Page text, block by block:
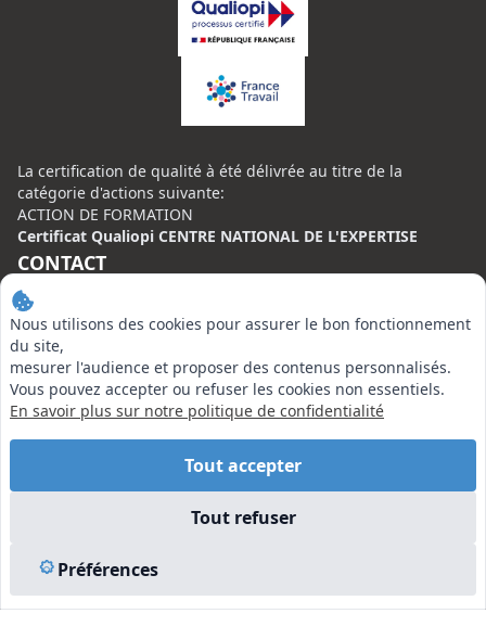
Nous utilisons des cookies pour assurer le bon fonctionnement
du site,
mesurer l'audience et proposer des contenus personnalisés.
Vous pouvez accepter ou refuser les cookies non essentiels.
En savoir plus sur notre politique de confidentialité
Tout accepter
Tout refuser
Préférences
La certification de qualité à été délivrée au titre de la
catégorie d'actions suivante:
ACTION DE FORMATION
Certificat Qualiopi CENTRE NATIONAL DE L'EXPERTISE
CONTACT
Centre National de l’Expertise (CNE)
20 rue Henri Regnault, 75008 Paris
N°VERT : 0800 00 80 89
EN SAVOIR PLUS
Vu à la Télé
Plan du site